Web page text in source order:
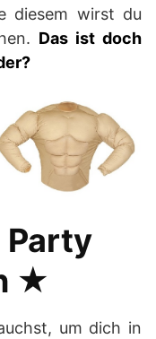
diesem wirst du
Das ist doch
★
um dich in